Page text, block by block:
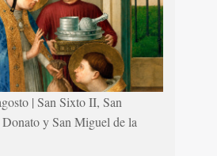
| San Sixto II, San
Donato y San Miguel de la